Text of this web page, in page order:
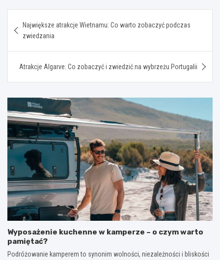
wpisu
Największe atrakcje Wietnamu: Co warto zobaczyć podczas
zwiedzania
Atrakcje Algarve: Co zobaczyć i zwiedzić na wybrzeżu Portugalii
Wyposażenie kuchenne w kamperze – o czym warto
pamiętać?
Podróżowanie kamperem to synonim wolności, niezależności i bliskości